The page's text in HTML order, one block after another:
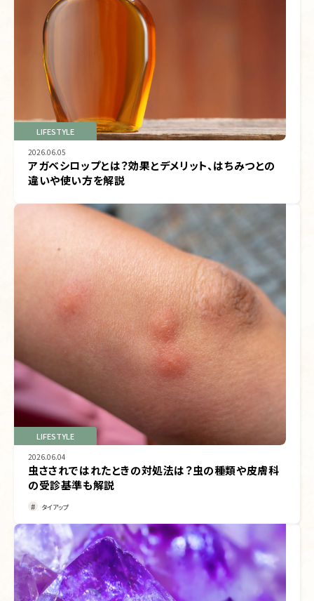
LIFESTYLE
2026.06.05
アガベシロップとは？効果とデメリット、はちみつとの
違いや使い方を解説
LIFESTYLE
2026.06.04
虫さされではれたときの対処法は？虫の種類や皮膚科
の受診基準も解説
タイアップ